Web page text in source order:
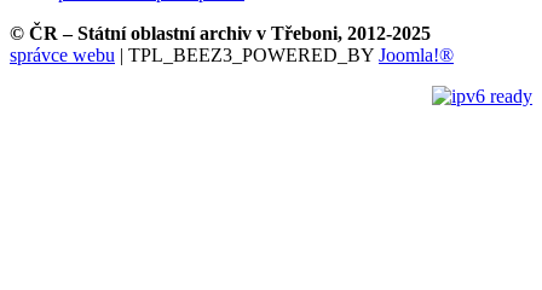
© ČR – Státní oblastní archiv v Třeboni, 2012-2025
správce webu | TPL_BEEZ3_POWERED_BY Joomla!®